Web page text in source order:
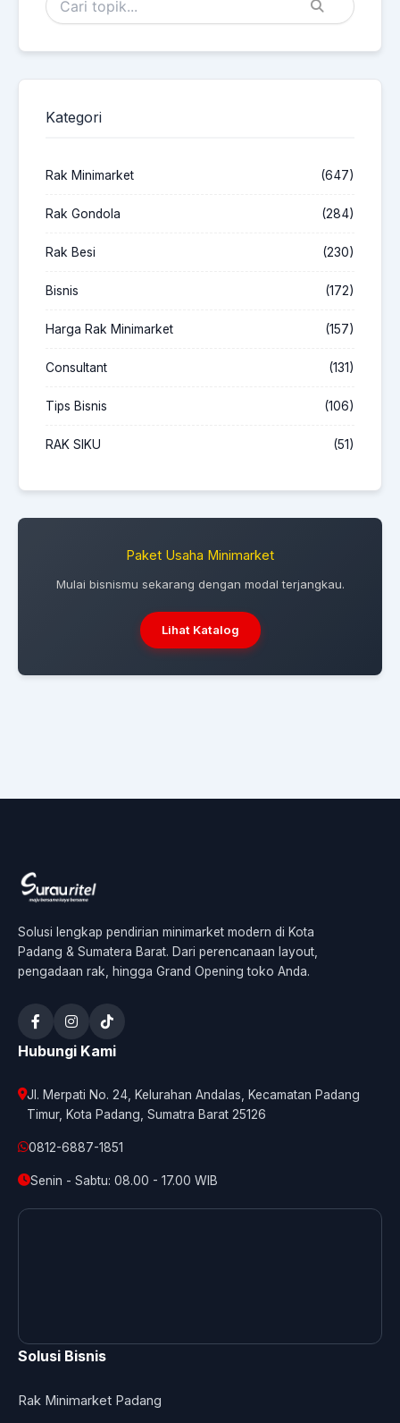
Kategori
Rak Minimarket (647)
Rak Gondola (284)
Rak Besi (230)
Bisnis (172)
Harga Rak Minimarket (157)
Consultant (131)
Tips Bisnis (106)
RAK SIKU (51)
Paket Usaha Minimarket
Mulai bisnismu sekarang dengan modal terjangkau.
Lihat Katalog
Solusi lengkap pendirian minimarket modern di Kota
Padang & Sumatera Barat. Dari perencanaan layout,
pengadaan rak, hingga Grand Opening toko Anda.
Hubungi Kami
Jl. Merpati No. 24, Kelurahan Andalas, Kecamatan Padang
Timur, Kota Padang, Sumatra Barat 25126
0812-6887-1851
Senin - Sabtu: 08.00 - 17.00 WIB
Solusi Bisnis
Rak Minimarket Padang